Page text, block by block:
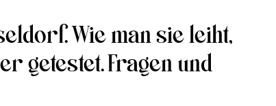
Wie man sie leiht,
getestet. Fragen und